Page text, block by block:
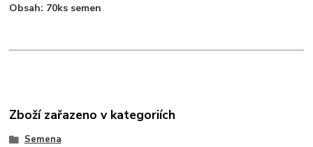
Obsah: 70ks semen
Zboží zařazeno v kategoriích
Semena